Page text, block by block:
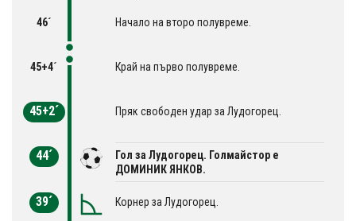
46´ Начало на второ полувреме.
45+4´ Край на първо полувреме.
45+2´ Пряк свободен удар за Лудогорец.
44´
Гол за Лудогорец. Голмайстор е
ДОМИНИК ЯНКОВ.
39´ Корнер за Лудогорец.